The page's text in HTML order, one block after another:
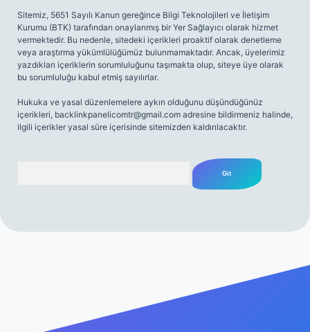
Sitemiz, 5651 Sayılı Kanun gereğince Bilgi Teknolojileri ve İletişim
Kurumu (BTK) tarafından onaylanmış bir Yer Sağlayıcı olarak hizmet
vermektedir. Bu nedenle, sitedeki içerikleri proaktif olarak denetleme
veya araştırma yükümlülüğümüz bulunmamaktadır. Ancak, üyelerimiz
yazdıkları içeriklerin sorumluluğunu taşımakta olup, siteye üye olarak
bu sorumluluğu kabul etmiş sayılırlar.
Hukuka ve yasal düzenlemelere aykırı olduğunu düşündüğünüz
içerikleri, backlinkpanelicomtr@gmail.com adresine bildirmeniz halinde,
ilgili içerikler yasal süre içerisinde sitemizden kaldırılacaktır.